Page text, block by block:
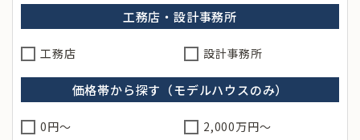
工務店・設計事務所
工務店 設計事務所
価格帯から探す（モデルハウスのみ）
0円～
2,000万円～